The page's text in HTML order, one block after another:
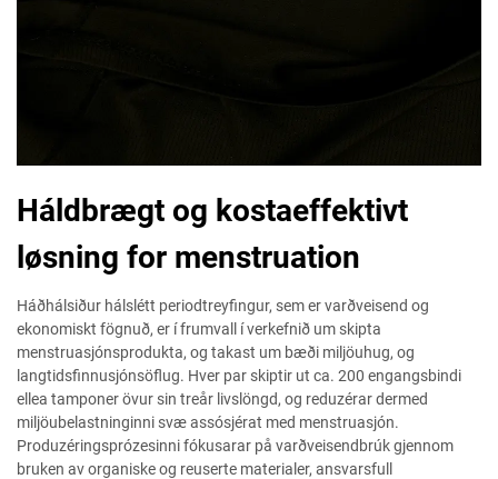
Háldbrægt og kostaeffektivt
løsning for menstruation
Háðhálsiður hálslétt periodtreyfingur, sem er varðveisend og
ekonomiskt fögnuð, er í frumvall í verkefnið um skipta
menstruasjónsprodukta, og takast um bæði miljöuhug, og
langtidsfinnusjónsöflug. Hver par skiptir ut ca. 200 engangsbindi
ellea tamponer övur sin treår livslöngd, og reduzérar dermed
miljöubelastninginni svæ assósjérat med menstruasjón.
Produzéringsprózesinni fókusarar på varðveisendbrúk gjennom
bruken av organiske og reuserte materialer, ansvarsfull